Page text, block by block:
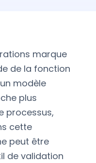
marque
de la fonction
modèle
plus
processus,
cette
peut être
de validation